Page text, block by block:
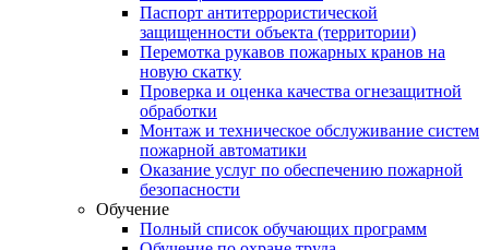
Паспорт антитеррористической
защищенности объекта (территории)
Перемотка рукавов пожарных кранов на
новую скатку
Проверка и оценка качества огнезащитной
обработки
Монтаж и техническое обслуживание систем
пожарной автоматики
Оказание услуг по обеспечению пожарной
безопасности
Обучение
Полный список обучающих программ